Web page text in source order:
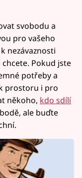
svobodu a
pro vašeho
nezávaznosti
Pokud jste
potřeby a
prostoru i pro
někoho, kdo sdílí
ale buďte